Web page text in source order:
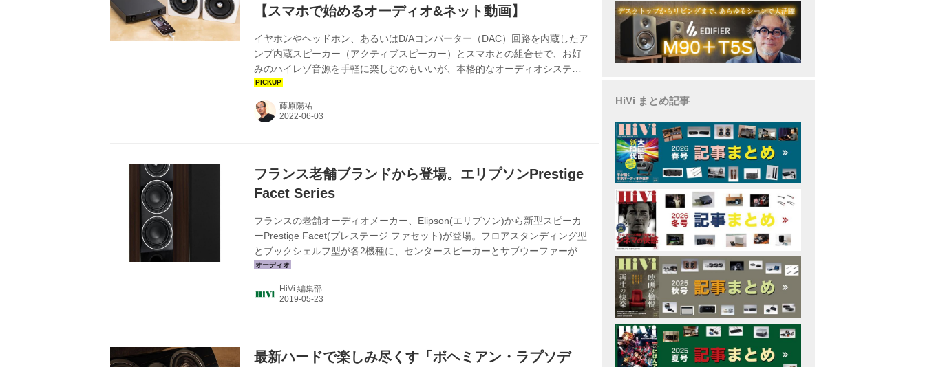
【スマホで始めるオーディオ&ネット動画】
イヤホンやヘッドホン、あるいはD/Aコンバーター（DAC）回路を内蔵したア
ンプ内蔵スピーカー（アクティブスピーカー）とスマホとの組合せで、お好
みのハイレゾ音源を手軽に楽しむのもいいが、本格的なオーディオシステム
を用意して、部屋中を上質なサウンドで満たしてみると、違った感動に出会
うことができる。 単品のオーディオ機器というと、どうしても大きくて重
い、昔ながらのコンポーネントを思い浮かべる方も少なくないと思うが、昨
藤原陽祐
フランス老舗ブランドから登場。エリプソンPrestige
Facet Series
フランスの老舗オーディオメーカー、Elipson(エリプソン)から新型スピーカ
ーPrestige Facet(プレステージ ファセット)が登場。フロアスタンディング型
とブックシェルフ型が各2機種に、センタースピーカーとサブウーファーが各
2機種、さらにダイポール型スピーカーとドルビーアトモス再生用のイネーブ
品の試聴インプレッションについては吉田伊織さんによる評(『ボヘミアン･
HiVi 編集部
最新ハードで楽しみ尽くす「ボヘミアン・ラプソデ
HiVi まとめ記事